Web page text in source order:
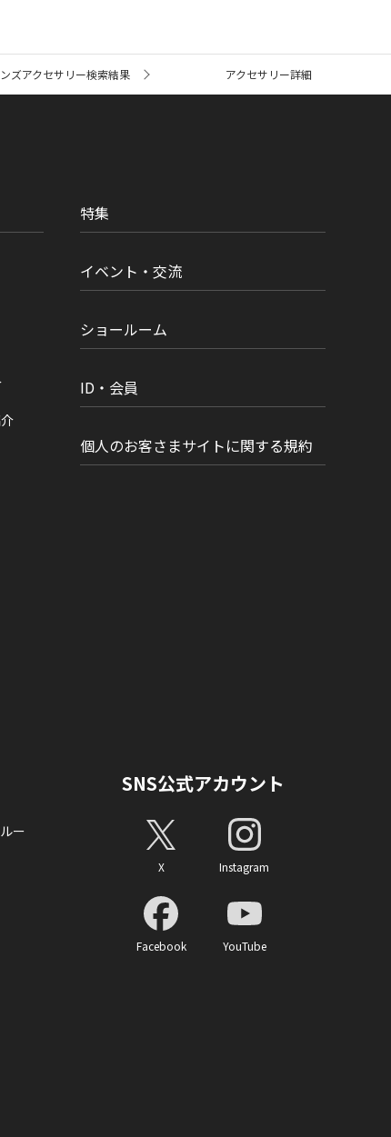
ンズアクセサリー検索結果 アクセサリー詳細
特集
イベント・交流
ショールーム
ID・会員
個人のお客さまサイトに関する規約
ー
SNS公式アカウント
X Instagram
Facebook YouTube